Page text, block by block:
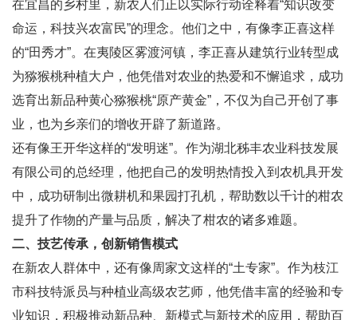
在宜昌的乡村里，新农人们正以实际行动诠释着“知识改变
命运，科技兴农富民”的理念。他们之中，有像李正喜这样
的“田秀才”。在夷陵区雾渡河镇，李正喜从建筑行业转型成
为猕猴桃种植大户，他凭借对农业的热爱和不懈追求，成功
选育出新品种黄心猕猴桃“原产黄金”，不仅为自己开创了事
业，也为乡亲们的增收开辟了新道路。
还有像王开华这样的“发明迷”。作为湖北秭丰农业科技发展
有限公司的总经理，他把自己的发明热情投入到农机具开发
中，成功研制出微耕机和果园打孔机，帮助数以千计的柑农
提升了作物的产量与品质，解决了柑农的诸多难题。
二、技艺传承，创新销售模式
在新农人群体中，还有像周家文这样的“土专家”。作为枝江
市科技特派员与种植业高级农艺师，他凭借丰富的经验和专
业知识，积极推动新品种、新模式与新技术的应用，帮助百